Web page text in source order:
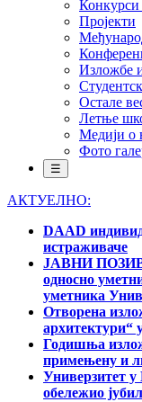
Конкурси
Пројекти
Изложбе
Остале
Летње
Медији о
Фото
☰
АКТУЕЛНО:
DAAD
истраживаче
ЈАВНИ ПОЗИВ
односно
уметника
Отворена
Годишња
примењену и
Универзитет у
обележио